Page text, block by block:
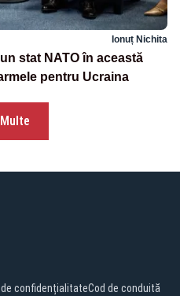
Ionuț Nichita
stat NATO în această
pentru Ucraina
confidențialitateCod de conduită